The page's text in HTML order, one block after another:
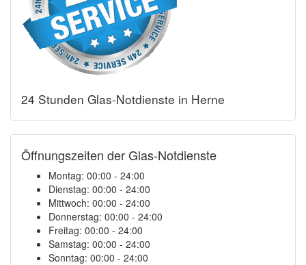
24 Stunden Glas-Notdienste in Herne
Öffnungszeiten der Glas-Notdienste
Montag: 00:00 - 24:00
Dienstag: 00:00 - 24:00
Mittwoch: 00:00 - 24:00
Donnerstag: 00:00 - 24:00
Freitag: 00:00 - 24:00
Samstag: 00:00 - 24:00
Sonntag: 00:00 - 24:00